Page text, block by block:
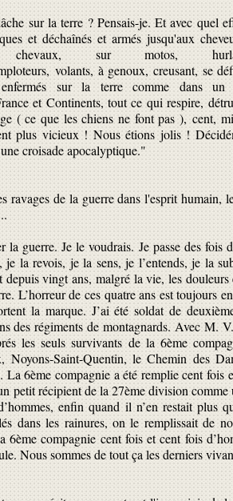
sur la terre ? Pensais-je. Et avec quel
et déchaînés et armés jusqu'aux
chevaux, sur motos,
volants, à genoux, creusant, se
enfermés sur la terre comme dans
et Continents, tout ce qui respire,
( ce que les chiens ne font pas ), cent,
plus vicieux ! Nous étions jolis !
croisade apocalyptique."
ravages de la guerre dans l'esprit humain,
la guerre. Je le voudrais. Je passe des fois
je la revois, je la sens, je l’entends, je la
vingt ans, malgré la vie, les
L’horreur de ces quatre ans est toujours
la marque. J’ai été soldat de
des régiments de montagnards. Avec M.
les seuls survivants de la 6ème
Noyons-Saint-Quentin, le Chemin des
6ème compagnie a été remplie cent fois
petit récipient de la 27ème division
enfin quand il n’en restait plus
dans les rainures, on le remplissait de
compagnie cent fois et cent fois
Nous sommes de tout ça les derniers